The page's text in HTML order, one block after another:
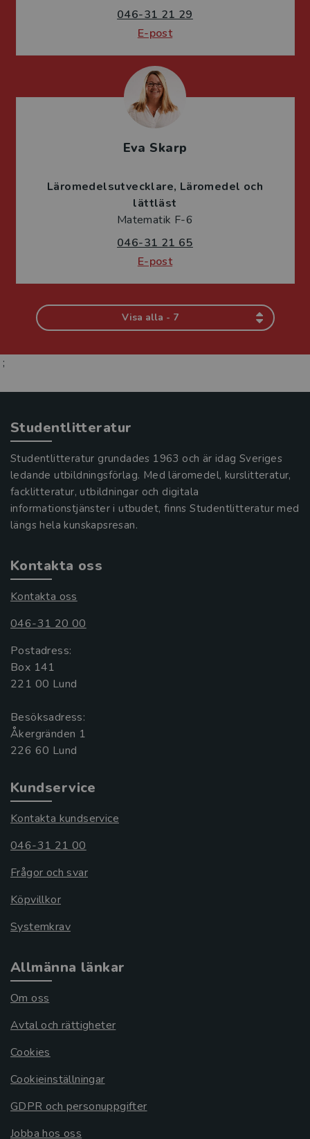
046-31 21 29
E-post
Eva Skarp
Läromedelsutvecklare Läromedel och
lättläst
Matematik F-6
046-31 21 65
E-post
Visa alla - 7
;
Studentlitteratur
Studentlitteratur grundades 1963 och är idag Sveriges
ledande utbildningsförlag. Med läromedel, kurslitteratur,
facklitteratur, utbildningar och digitala
informationstjänster i utbudet, finns Studentlitteratur med
längs hela kunskapsresan.
Kontakta oss
Kontakta oss
046-31 20 00
Postadress:
Box 141
221 00 Lund
Besöksadress:
Åkergränden 1
Kundservice
Kontakta kundservice
046-31 21 00
Frågor och svar
Köpvillkor
Systemkrav
Allmänna länkar
Om oss
Avtal och rättigheter
Cookies
Cookieinställningar
GDPR och personuppgifter
Jobba hos oss